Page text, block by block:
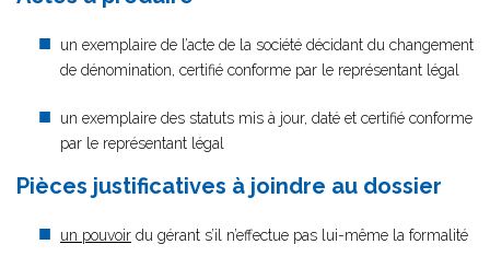
un exemplaire de l’acte de la société décidant du changement
de dénomination, certifié conforme par le représentant légal
un exemplaire des statuts mis à jour, daté et certifié conforme
par le représentant légal
Pièces justificatives à joindre au dossier
un pouvoir du gérant s’il n’effectue pas lui-même la formalité